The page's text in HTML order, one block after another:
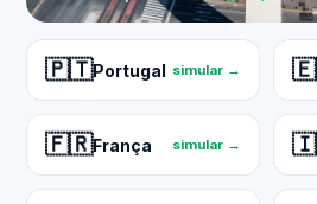
🇵🇹Portugal simular →
🇫🇷França simular →